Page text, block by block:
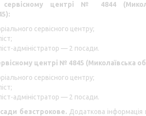
сервісному центрі № 4844
):
сервісного центру;
адміністратор — 2 посади.
центрі № 4845 (Миколаївська
сервісного центру;
адміністратор — 2 посади.
безстрокове. Додаткова